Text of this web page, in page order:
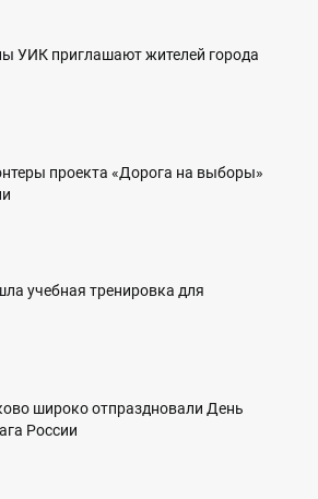
УИК приглашают жителей города
проекта «Дорога на выборы»
учебная тренировка для
широко отпраздновали День
России